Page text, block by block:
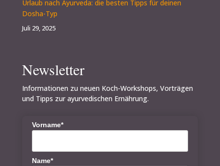
Urlaub nach Ayurveda: die besten Tipps für deinen
Dosha-Typ
Juli 29, 2025
Newsletter
Informationen zu neuen Koch-Workshops, Vorträgen
und Tipps zur ayurvedischen Ernährung.
Vorname*
Name*